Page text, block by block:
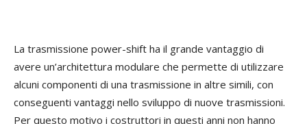
La trasmissione power-shift ha il grande vantaggio di
avere un’architettura modulare che permette di utilizzare
alcuni componenti di una trasmissione in altre simili, con
conseguenti vantaggi nello sviluppo di nuove trasmissioni.
Per questo motivo i costruttori in questi anni non hanno